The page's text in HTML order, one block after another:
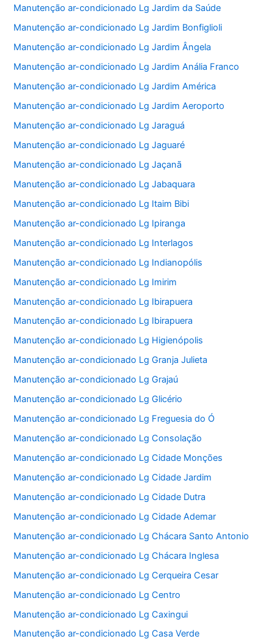
Manutenção ar-condicionado Lg Jardim da Saúde
Manutenção ar-condicionado Lg Jardim Bonfiglioli
Manutenção ar-condicionado Lg Jardim Ângela
Manutenção ar-condicionado Lg Jardim Anália Franco
Manutenção ar-condicionado Lg Jardim América
Manutenção ar-condicionado Lg Jardim Aeroporto
Manutenção ar-condicionado Lg Jaraguá
Manutenção ar-condicionado Lg Jaguaré
Manutenção ar-condicionado Lg Jaçanã
Manutenção ar-condicionado Lg Jabaquara
Manutenção ar-condicionado Lg Itaim Bibi
Manutenção ar-condicionado Lg Ipiranga
Manutenção ar-condicionado Lg Interlagos
Manutenção ar-condicionado Lg Indianopólis
Manutenção ar-condicionado Lg Imirim
Manutenção ar-condicionado Lg Ibirapuera
Manutenção ar-condicionado Lg Ibirapuera
Manutenção ar-condicionado Lg Higienópolis
Manutenção ar-condicionado Lg Granja Julieta
Manutenção ar-condicionado Lg Grajaú
Manutenção ar-condicionado Lg Glicério
Manutenção ar-condicionado Lg Freguesia do Ó
Manutenção ar-condicionado Lg Consolação
Manutenção ar-condicionado Lg Cidade Monções
Manutenção ar-condicionado Lg Cidade Jardim
Manutenção ar-condicionado Lg Cidade Dutra
Manutenção ar-condicionado Lg Cidade Ademar
Manutenção ar-condicionado Lg Chácara Santo Antonio
Manutenção ar-condicionado Lg Chácara Inglesa
Manutenção ar-condicionado Lg Cerqueira Cesar
Manutenção ar-condicionado Lg Centro
Manutenção ar-condicionado Lg Caxingui
Manutenção ar-condicionado Lg Casa Verde